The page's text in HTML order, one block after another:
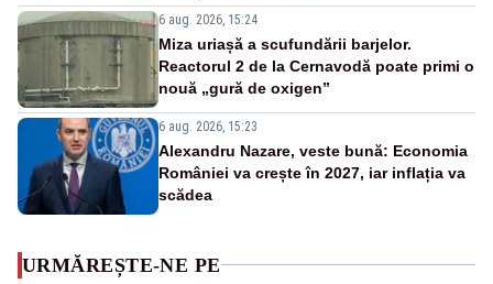
6 aug. 2026, 15:24
Miza uriașă a scufundării barjelor.
Reactorul 2 de la Cernavodă poate primi o
nouă „gură de oxigen”
6 aug. 2026, 15:23
Alexandru Nazare, veste bună: Economia
României va crește în 2027, iar inflația va
scădea
URMĂREȘTE-NE PE